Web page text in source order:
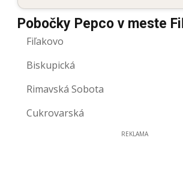
Pobočky Pepco v meste
Fiľakovo
Biskupická
Rimavská Sobota
Cukrovarská
REKLAMA